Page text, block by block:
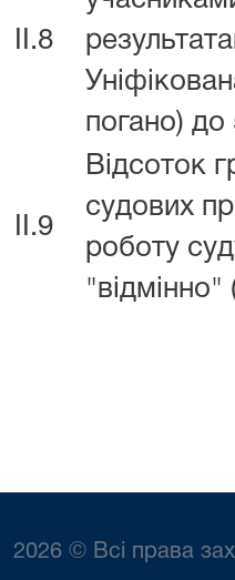
II.8
погано) до
II.9
Відсоток
судових
роботу
"відмінно"
2026 © Всі права